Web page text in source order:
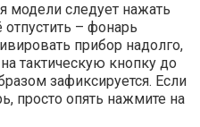
модели следует нажать
– фонарь
прибор надолго,
тактическую кнопку до
зафиксируется. Если
просто опять нажмите на